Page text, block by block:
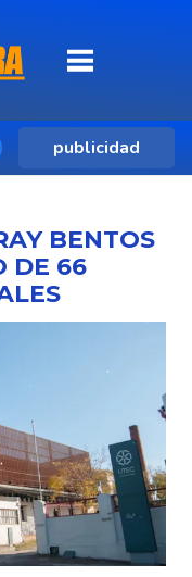
publicidad
BENTOS
DE 66